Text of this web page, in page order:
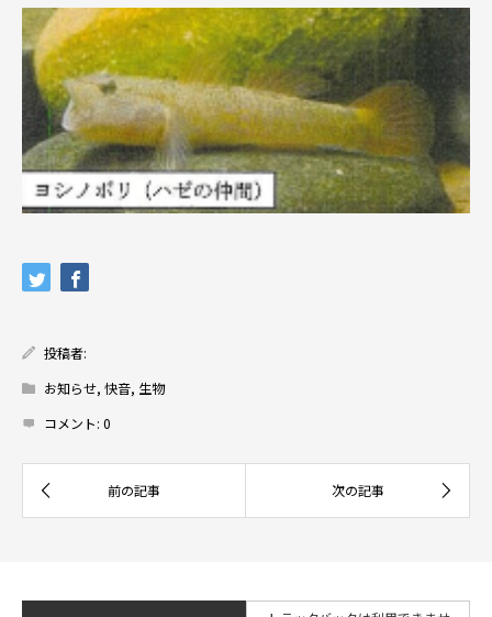
投稿者:
お知らせ, 快音, 生物
コメント: 0